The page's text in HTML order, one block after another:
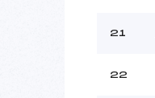
21
22